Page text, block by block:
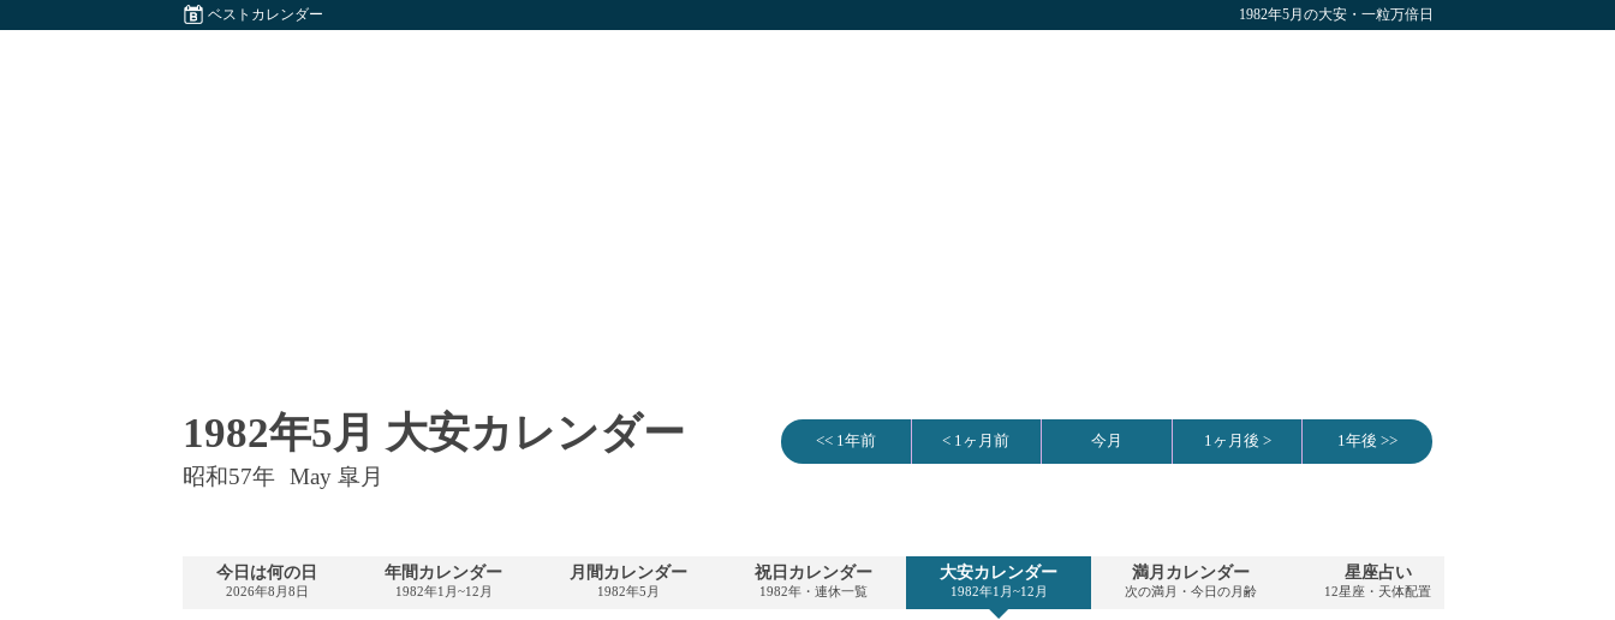
ベストカレンダー 1982年5月の大安・一粒万倍日
1982年5月 大安カレンダー
昭和57年 May 皐月
<< 1年前 < 1ヶ月前 今月 1ヶ月後 > 1年後 >>
今日は何の日
2026年8月8日
年間カレンダー
1982年1月~12月
月間カレンダー
1982年5月
祝日カレンダー
1982年・連休一覧
大安カレンダー
1982年1月~12月
満月カレンダー
次の満月・今日の月齢
星座占い
12星座・天体配置